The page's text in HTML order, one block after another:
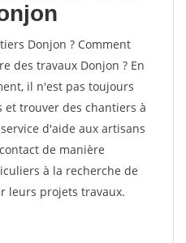
Donjon ? Comment
des travaux Donjon ? En
il n'est pas toujours
trouver des chantiers à
d'aide aux artisans
de manière
à la recherche de
leurs projets travaux.